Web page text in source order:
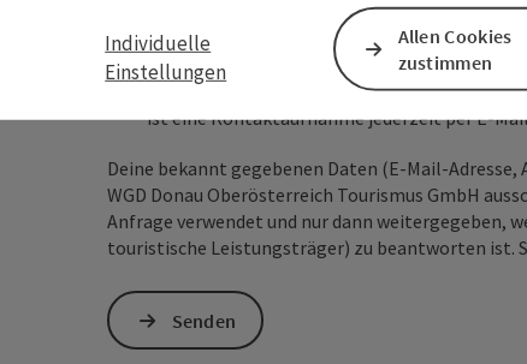
Zum Schutz vor Spam wird Google
personenbezogene Daten (z. B. die IP-
Absenden des Formulars werden die dafür
ist eine Kontaktaufnahme jederzeit per E-
Deine bekannt gegebenen Daten (E-Mail-
WGD Donau Oberösterreich Tourismus GmbH
Anfrage verwendet und nur dann weitergegeben,
touristische Leistungsträger) zu beantworten ist.
Senden
Individuelle
Einstellungen
Allen Cookies
zustimmen